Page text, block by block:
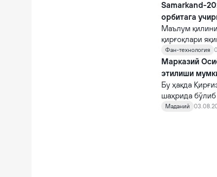
Samarkand-
орбитага
Маълум
қирғоқлари
STAR.VISION
фазога
Фан-технология
Марказий
этилиши
Бу ҳақда
шаҳрида
норасмий
Маданий